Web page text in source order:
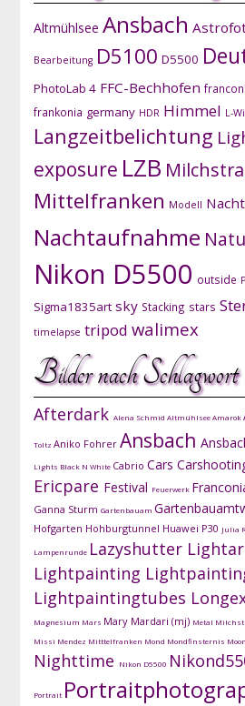
Altmühlsee Ansbach
Bearbeitung D5100 D5500
PhotoLab 4 FFC-Bechhofen
frankonia germany HDR Himmel L-
Langzeitbelichtung
exposure LZB
Mittelfranken Modell Nacht
Nachtaufnahme
Nikon D5500 outside
Sigma1835art sky Stacking stars
timelapse tripod walimex
Bilder nach Schlagwort
Afterdark Alena Schmid AltmühlseeAmarok
Toltz Aniko Fohrer Ansbach
Lights Black N White Cabrio Cars
Ericpare Festival Feuerwerk
Ganna Sturm Gartenbauam
Hofgarten Hohburgtunnel Huawei P30 Julia
Lampenrunde Lazyshutter
Lightpainting
Lightpaintingtubes
Magnesium Mars Mary Mardari (mj) Metal
Missi Mendez Mitttelfranken Mond Mondfinsternis Moon
Nighttime Nikon D5500
Portrait